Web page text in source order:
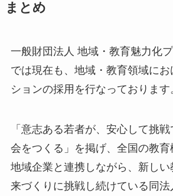
まとめ
一般財団法人 地域・教育魅力化
では現在も、地域・教育領域に
ションの採用を行なっております
「意志ある若者が、安心して挑
会をつくる」を掲げ、全国の教育
地域企業と連携しながら、新し
来づくりに挑戦し続けている同法